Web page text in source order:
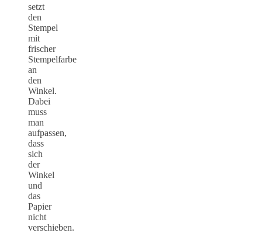
setzt
den
Stempel
mit
frischer
Stempelfarbe
an
den
Winkel.
Dabei
muss
man
aufpassen,
dass
sich
der
Winkel
und
das
Papier
nicht
verschieben.